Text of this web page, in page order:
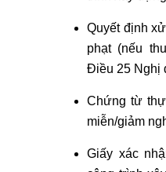
Quyết định
phạt (nếu
Điều 25 Nghị
Chứng từ
miễn/giảm
Giấy xác